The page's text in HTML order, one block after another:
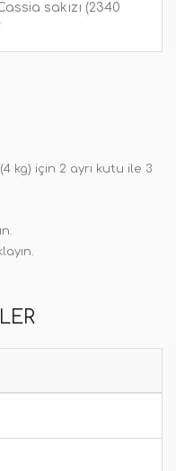
sakızı (2340
kg) için 2 ayrı kutu ile 3